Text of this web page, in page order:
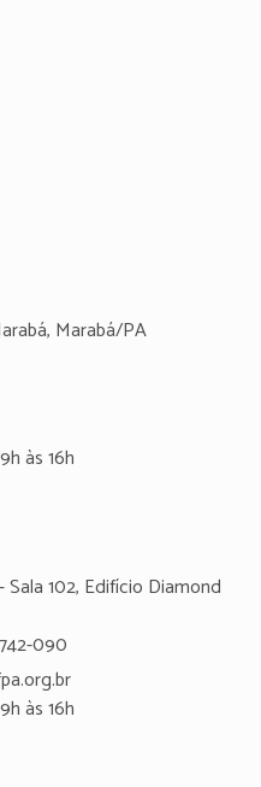
Marabá/PA
9h às 16h
Sala 102, Edifício Diamond
090
9h às 16h